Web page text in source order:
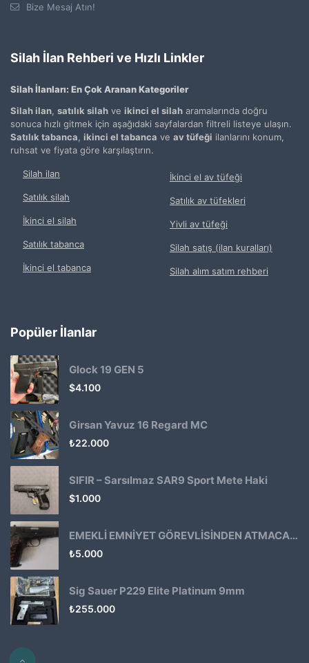
Bize Mesaj Atın!
Silah İlan Rehberi ve Hızlı Linkler
Silah İlanları: En Çok Aranan Kategoriler
Silah ilan, satılık silah ve ikinci el silah aramalarında doğru
sonuca hızlı gitmek için aşağıdaki sayfalardan filtreli listeye ulaşın.
Satılık tabanca, ikinci el tabanca ve av tüfeği ilanlarını konum,
ruhsat ve fiyata göre karşılaştırın.
Silah ilan
Satılık silah
İkinci el silah
Satılık tabanca
İkinci el tabanca
İkinci el av tüfeği
Satılık av tüfekleri
Yivli av tüfeği
Silah satış (ilan kuralları)
Silah alım satım rehberi
Popüler İlanlar
Glock 19 GEN 5
$4.100
Girsan Yavuz 16 Regard MC
₺22.000
SIFIR – Sarsılmaz SAR9 Sport Mete Haki
$1.000
EMEKLİ EMNİYET GÖREVLİSİNDEN ATMACA 53 KLASİK14
₺5.000
Sig Sauer P229 Elite Platinum 9mm
₺255.000